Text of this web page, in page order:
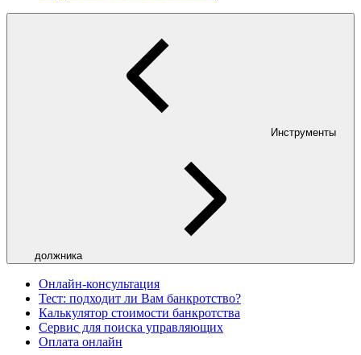
Инструменты
должника
Онлайн-консультация
Тест: подходит ли Вам банкротство?
Калькулятор стоимости банкротства
Сервис для поиска управляющих
Оплата онлайн